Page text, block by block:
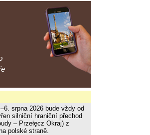
srpna 2026 bude vždy od
silniční hraniční přechod
– Przełęcz Okraj) z
polské straně.